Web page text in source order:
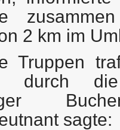
2 km im
Truppen
die
sagte: